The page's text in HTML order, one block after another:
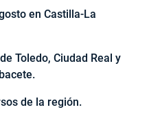
en Castilla-La
Toledo, Ciudad Real y
de la región.